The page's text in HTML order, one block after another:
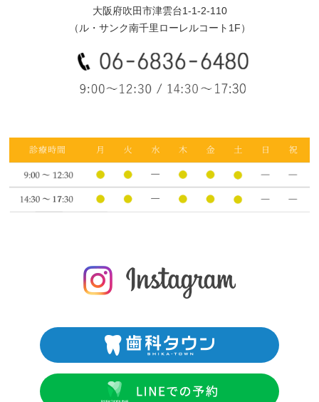
大阪府吹田市津雲台1-1-2-110
（ル・サンク南千里ローレルコート1F）